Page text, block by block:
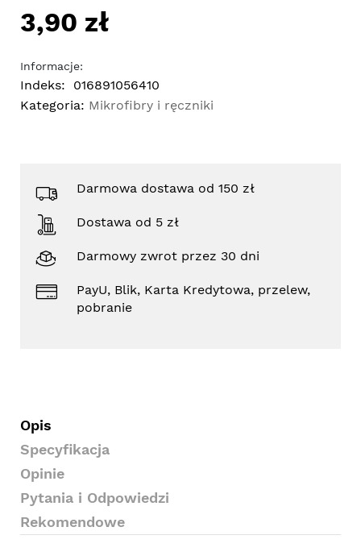
3,90 zł
Informacje:
Indeks:
016891056410
Kategoria: Mikrofibry i ręczniki
Darmowa dostawa od 150 zł
Dostawa od 5 zł
Darmowy zwrot przez 30 dni
PayU, Blik, Karta Kredytowa, przelew,
pobranie
Opis
Specyfikacja
Opinie
Pytania i Odpowiedzi
Rekomendowe